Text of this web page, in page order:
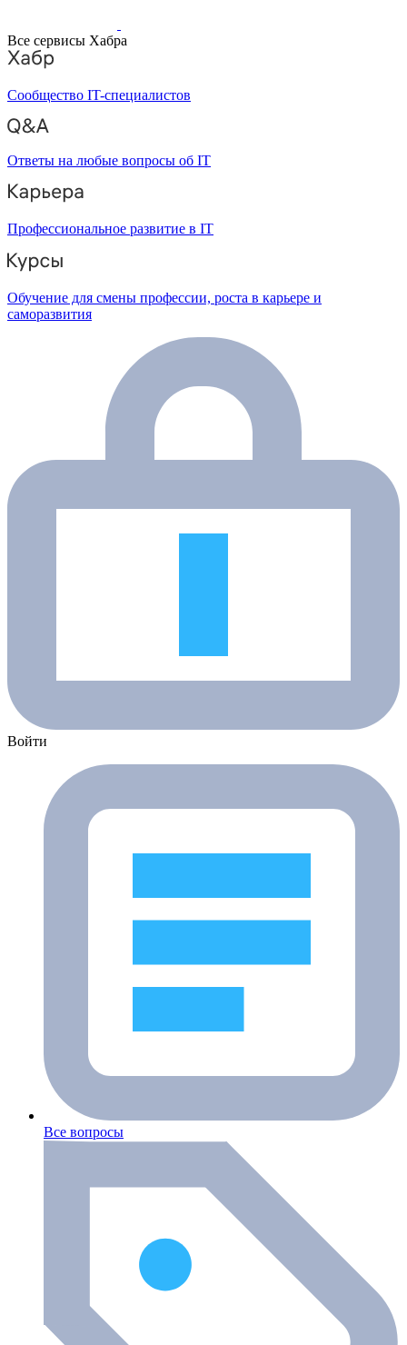
Все сервисы Хабра
Сообщество IT-специалистов
Ответы на любые вопросы об IT
Профессиональное развитие в IT
Обучение для смены профессии, роста в карьере и
саморазвития
Войти
Все вопросы